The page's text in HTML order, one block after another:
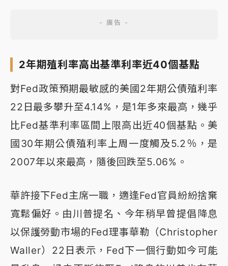
2年期殖利率高出基準利率近40個基點
對Fed政策預期最敏感的美國2年期公債殖利率
22日最多攀升至4.14%，是1年多來最高，幾乎
比Fed基準利率區間上限高出近40個基點。美
國30年期公債殖利率上周一度觸及5.2％，是
2007年以來最高，隨後回跌至5.06%。
華許接下Fed主席一職，適逢Fed官員紛紛捨棄
寬鬆偏好。由川普提名、今年稍早曾提倡降息
以保護勞動市場的Fed理事華勒（Christopher
Waller）22日表示，Fed下一個行動如今可能